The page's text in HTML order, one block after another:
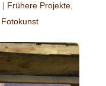
| Frühere Projekte,
Fotokunst